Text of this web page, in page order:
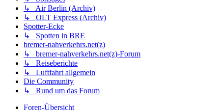
↳ Air Berlin (Archiv)
↳ OLT Express (Archiv)
Spotter-Ecke
↳ Spotten in BRE
bremer-nahverkehrs.net(z)
↳ bremer-nahverkehrs.net(z)-Forum
↳ Reiseberichte
↳ Luftfahrt allgemein
Die Community
↳ Rund um das Forum
Foren-Übersicht